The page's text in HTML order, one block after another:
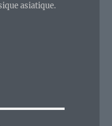
asiatique.